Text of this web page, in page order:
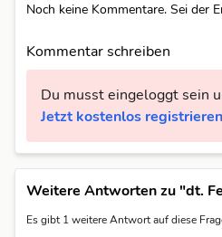
Noch keine Kommentare. Sei der
Kommentar schreiben
Du musst eingeloggt sein
Jetzt kostenlos registrieren
Weitere Antworten zu "dt.
Es gibt 1 weitere Antwort auf diese